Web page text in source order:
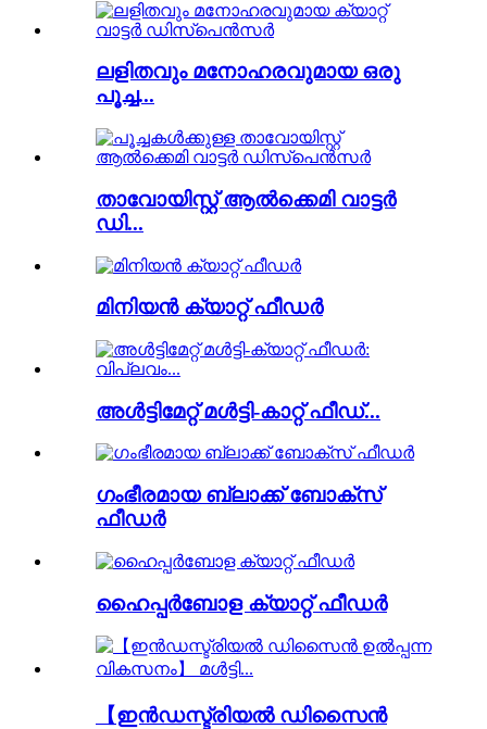
ലളിതവും മനോഹരവുമായ ഒരു
പൂച്ച...
താവോയിസ്റ്റ് ആൽക്കെമി വാട്ടർ
ഡി...
മിനിയൻ ക്യാറ്റ് ഫീഡർ
അൾട്ടിമേറ്റ് മൾട്ടി-കാറ്റ് ഫീഡ്...
ഗംഭീരമായ ബ്ലാക്ക് ബോക്സ്
ഫീഡർ
ഹൈപ്പർബോള ക്യാറ്റ് ഫീഡർ
【ഇൻഡസ്ട്രിയൽ ഡിസൈൻ